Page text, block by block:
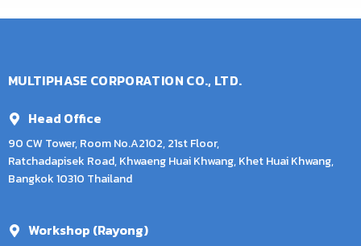
MULTIPHASE CORPORATION CO., LTD.
Head Office
90 CW Tower, Room No.A2102, 21st Floor,
Ratchadapisek Road, Khwaeng Huai Khwang, Khet Huai Khwang,
Bangkok 10310 Thailand
Workshop (Rayong)